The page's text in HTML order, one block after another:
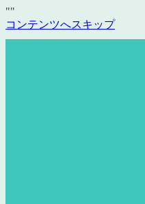
""
コンテンツへスキップ